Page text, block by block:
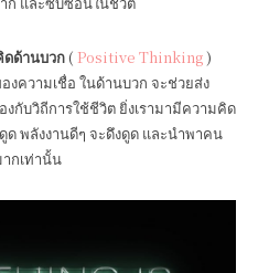
ดด้านบวก ( Positive Thinking)
ความเชื่อ ในด้านบวก จะช่วยส่ง
งกับวิถีการใช้ชีวิต ยิ่งเรามามีความคิด
ด พลังงานดีๆ จะดึงดูด และนำพาคน
กเท่านั้น